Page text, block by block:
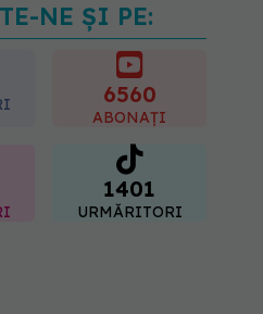
Ce spune culoarea ta
preferată despre vârsta
pe care o ai. Care este
"codul cromatic" al
NE ȘI PE:
6560
ABONAȚI
1401
URMĂRITORI